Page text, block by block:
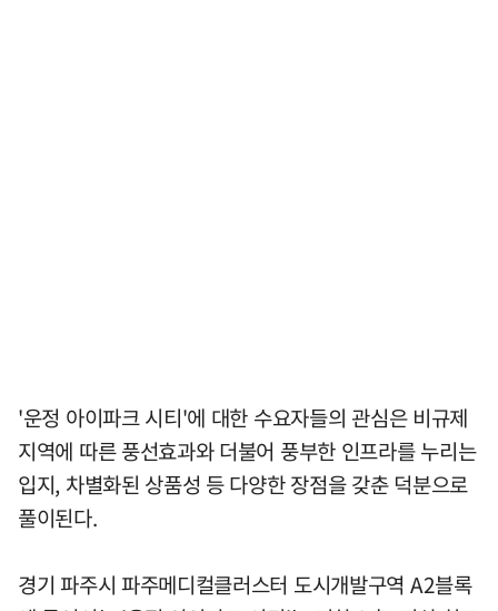
'운정 아이파크 시티'에 대한 수요자들의 관심은 비규제
지역에 따른 풍선효과와 더불어 풍부한 인프라를 누리는
입지, 차별화된 상품성 등 다양한 장점을 갖춘 덕분으로
풀이된다.
경기 파주시 파주메디컬클러스터 도시개발구역 A2블록